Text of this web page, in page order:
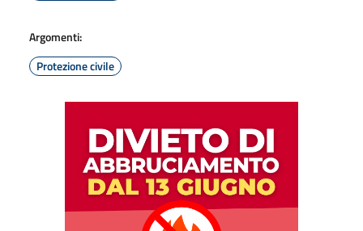
Argomenti:
Protezione civile